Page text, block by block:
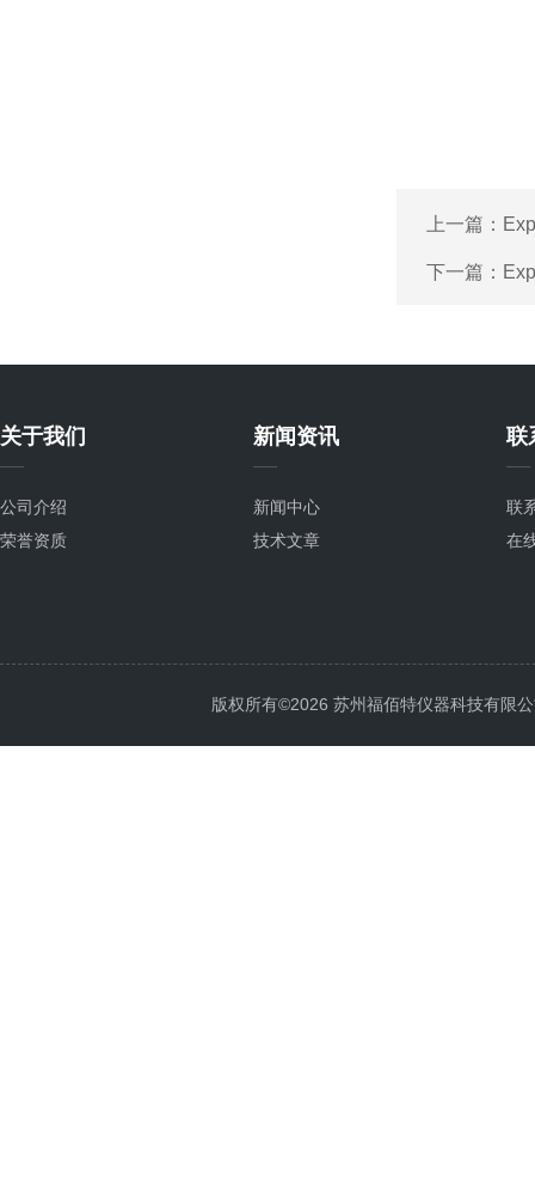
上一篇：
下一篇：
关于我们
公司介绍
荣誉资质
新闻资讯
新闻中心
技术文章
联
联
在
版权所有©2026 苏州福佰特仪器科技有限